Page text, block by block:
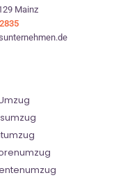
Mainz